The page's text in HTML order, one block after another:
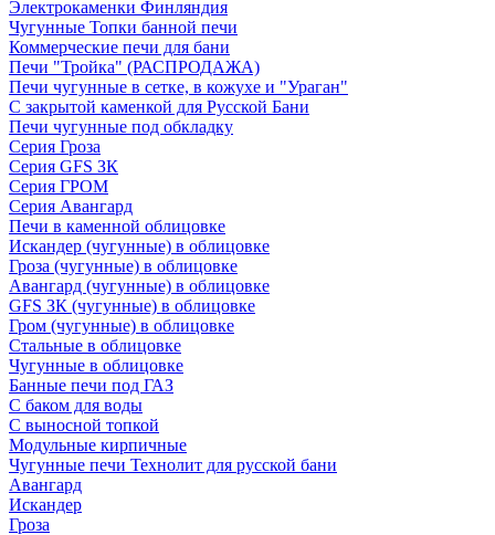
Электрокаменки Финляндия
Чугунные Топки банной печи
Коммерческие печи для бани
Печи "Тройка" (РАСПРОДАЖА)
Печи чугунные в сетке, в кожухе и "Ураган"
С закрытой каменкой для Русской Бани
Печи чугунные под обкладку
Серия Гроза
Серия GFS ЗК
Серия ГРОМ
Серия Авангард
Печи в каменной облицовке
Искандер (чугунные) в облицовке
Гроза (чугунные) в облицовке
Авангард (чугунные) в облицовке
GFS ЗК (чугунные) в облицовке
Гром (чугунные) в облицовке
Стальные в облицовке
Чугунные в облицовке
Банные печи под ГАЗ
С баком для воды
С выносной топкой
Модульные кирпичные
Чугунные печи Технолит для русской бани
Авангард
Искандер
Гроза